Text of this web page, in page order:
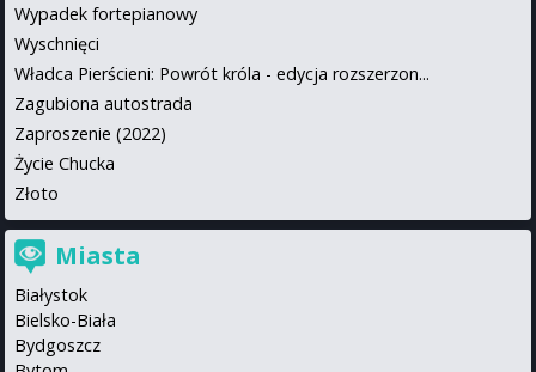
Wypadek fortepianowy
Wyschnięci
Władca Pierścieni: Powrót króla - edycja rozszerzon...
Zagubiona autostrada
Zaproszenie (2022)
Życie Chucka
Złoto
Miasta
Białystok
Bielsko-Biała
Bydgoszcz